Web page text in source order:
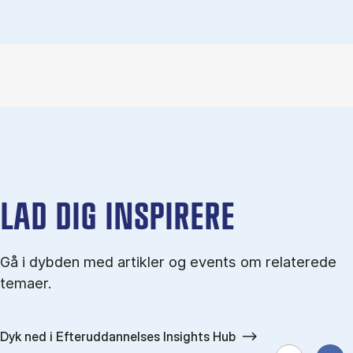
LAD DIG INSPIRERE
Gå i dybden med artikler og events om relaterede
temaer.
Dyk ned i Efteruddannelses Insights Hub